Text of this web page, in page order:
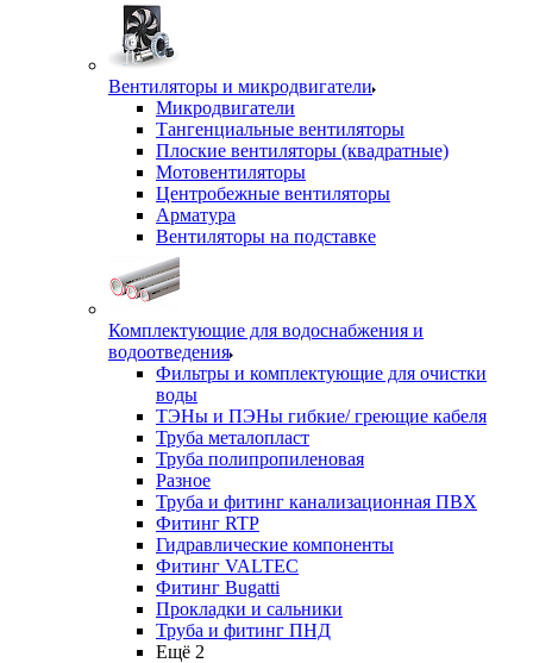
Вентиляторы и микродвигатели
Микродвигатели
Тангенциальные вентиляторы
Плоские вентиляторы (квадратные)
Мотовентиляторы
Центробежные вентиляторы
Арматура
Вентиляторы на подставке
Комплектующие для водоснабжения и
водоотведения
Фильтры и комплектующие для очистки
воды
ТЭНы и ПЭНы гибкие/ греющие кабеля
Труба металопласт
Труба полипропиленовая
Разное
Труба и фитинг канализационная ПВХ
Фитинг RTP
Гидравлические компоненты
Фитинг VALTEC
Фитинг Bugatti
Прокладки и сальники
Труба и фитинг ПНД
Ещё 2